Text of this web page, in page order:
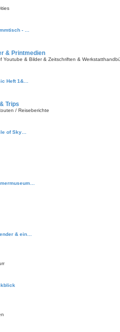
- …
& Printmedien
& Bilder & Zeitschriften &
Heft 1&…
Trips
/ Reiseberichte
of Sky…
& ein…